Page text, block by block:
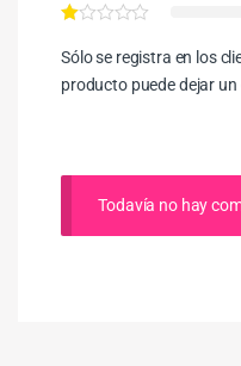
Sólo se registra en los
producto puede dejar
Todavía no hay